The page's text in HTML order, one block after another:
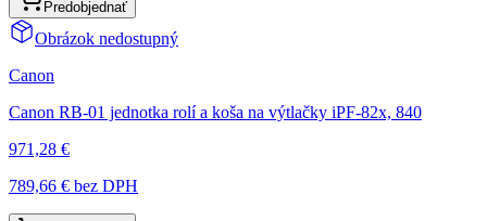
Predobjednať
Obrázok nedostupný
Canon
Canon RB-01 jednotka rolí a koša na výtlačky iPF-82x, 840
971,28 €
789,66 € bez DPH